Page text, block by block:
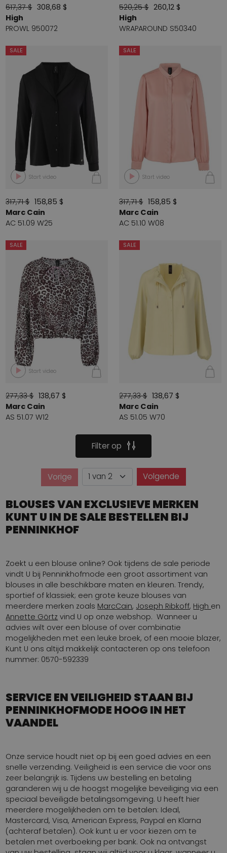
617,37 $ 308,68 $
High
PROWL 950072
520,25 $ 260,12 $
High
WRAPAROUND S50340
SALE
Start video
317,71 $ 158,85 $
Marc Cain
AC 51.09 W25
SALE
Start video
317,71 $ 158,85 $
Marc Cain
AC 51.10 W08
SALE
Start video
277,33 $ 138,67 $
Marc Cain
AS 51.07 W12
SALE
277,33 $ 138,67 $
Marc Cain
AS 51.05 W70
Filter op
Vorige
Pagina
Volgende
BLOUSES VAN EXCLUSIEVE MERKEN
KUNT U IN DE SALE BESTELLEN BIJ
PENNINKHOF
Zoekt u een blouse online? Ook tijdens de sale periode
vindt U bij Penninkhofmode een groot assortiment van
blouses in alle beschikbare maten en kleuren. Trendy,
sportief of klassiek; een grote keuze blouses van
meerdere merken zoals MarcCain, Joseph Ribkoff, High en
Annette Görtz vind U op onze webshop. Wanneer u
advies wilt over een blouse of over combinatie
mogelijkheden met een leuke broek, of een mooie blazer,
Kunt U ons altijd makkelijk contacteren op ons telefoon
nummer: 0570-592339
SERVICE EN VEILIGHEID STAAN BIJ
PENNINKHOFMODE HOOG IN HET
VAANDEL
Onze service houdt niet op bij een goed advies en een
snelle verzending. Veiligheid is een service die voor ons
zeer belangrijk is. Tijdens uw bestelling en betaling
garanderen wij u de hoogst mogelijke beveiliging via een
speciaal beveiligde betalingsomgeving. U heeft hier
meerdere mogelijkheden om te betalen: Ideal,
Mastercard, Visa, American Express, Paypal en Klarna
(achteraf betalen). Ook kunt u er voor kiezen om te
betalen met overboeking per bank. Ook na ontvangst